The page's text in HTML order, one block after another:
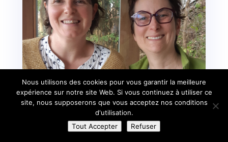
Nous utilisons des cookies pour vous garantir la meilleure
expérience sur notre site Web. Si vous continuez à utiliser ce
site, nous supposerons que vous acceptez nos conditions
d'utilisation.
Tout Accepter
Refuser